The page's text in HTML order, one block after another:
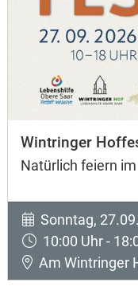
Wintringer
Natürlich feiern
Sonntag,
10:00 Uhr -
Am Wintringer